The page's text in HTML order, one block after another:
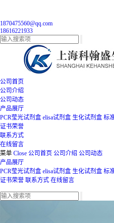
1870475560@qq.com
18616221933
公司首页
公司介绍
公司动态
产品展厅
PCR莹光试剂盒 elisa试剂盒 生化试剂盒 标
证书荣誉
联系方式
在线留言
菜单 Close 公司首页 公司介绍 公司动态
产品展厅
PCR莹光试剂盒 elisa试剂盒 生化试剂盒 标
证书荣誉 联系方式 在线留言